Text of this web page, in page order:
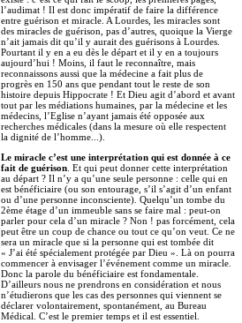
l’audimat ! Il est donc impératif de faire la différence
entre guérison et miracle. A Lourdes, les miracles sont
des miracles de guérison, pas d’autres, quoique la Vierge
n’ait jamais dit qu’il y aurait des guérisons à Lourdes.
Pourtant il y en a eu dès le départ et il y en a toujours
aujourd’hui ! Moins, il faut le reconnaître, mais
reconnaissons aussi que la médecine a fait plus de
progrès en 150 ans que pendant tout le reste de son
histoire depuis Hippocrate ! Et Dieu agit d’abord et avant
tout par les médiations humaines, par la médecine et les
médecins, l’Eglise n’ayant jamais été opposée aux
recherches médicales (dans la mesure où elle respectent
la dignité de l’homme...).
Le miracle c’est une interprétation qui est donnée à ce
fait de guérison. Et qui peut donner cette interprétation
au départ ? Il n’y a qu’une seule personne : celle qui en
est bénéficiaire (ou son entourage, s’il s’agit d’un enfant
ou d’une personne inconsciente). Quelqu’un tombe du
2ème étage d’un immeuble sans se faire mal : peut-on
parler pour cela d’un miracle ? Non ! pas forcément, cela
peut être un coup de chance ou tout ce qu’on veut. Ce ne
sera un miracle que si la personne qui est tombée dit
« J’ai été spécialement protégée par Dieu ». Là on pourra
commencer à envisager l’événement comme un miracle.
Donc la parole du bénéficiaire est fondamentale.
D’ailleurs nous ne prendrons en considération et nous
n’étudierons que les cas des personnes qui viennent se
déclarer volontairement, spontanément, au Bureau
Médical. C’est le premier temps et il est essentiel.